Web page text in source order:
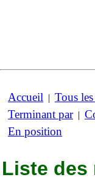
Accueil | Tous
Terminant par|
En position
Liste des